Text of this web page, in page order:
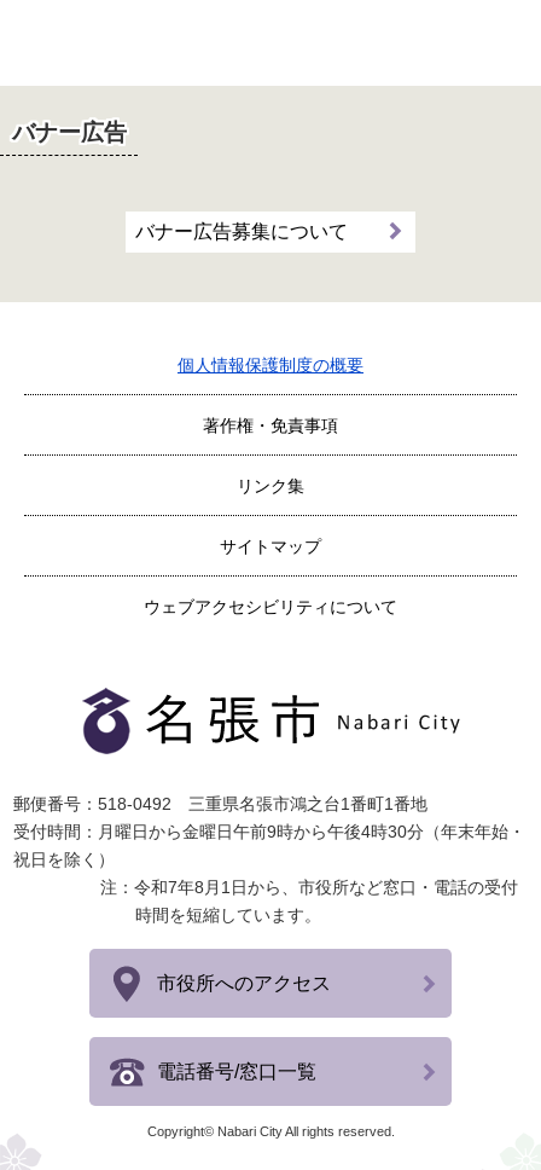
バナー広告
バナー広告募集について
個人情報保護制度の概要
著作権・免責事項
リンク集
サイトマップ
ウェブアクセシビリティについて
郵便番号：518-0492 三重県名張市鴻之台1番町1番地
受付時間：月曜日から金曜日午前9時から午後4時30分（年末年始・
祝日を除く）
注：令和7年8月1日から、市役所など窓口・電話の受付
時間を短縮しています。
市役所へのアクセス
電話番号/窓口一覧
Copyright© Nabari City All rights reserved.